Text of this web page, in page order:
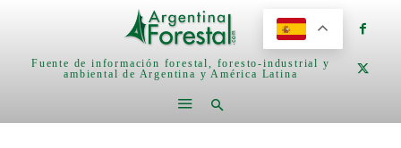
Fuente de información forestal, foresto-industrial y
ambiental de Argentina y América Latina